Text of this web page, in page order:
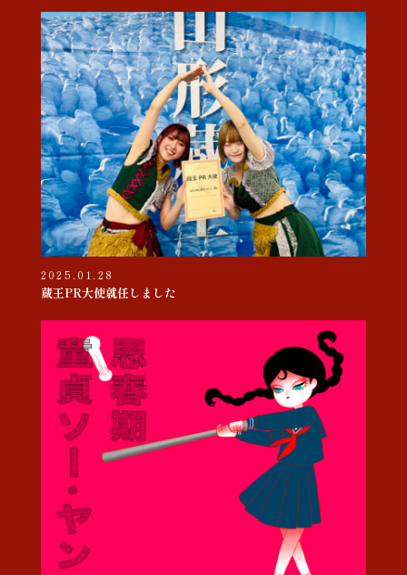
2025.01.28
蔵王PR大使就任しました